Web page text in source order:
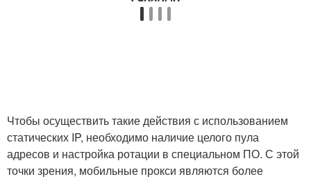
Чтобы осуществить такие действия с использованием
статических IP, необходимо наличие целого пула
адресов и настройка ротации в специальном ПО. С этой
точки зрения, мобильные прокси являются более